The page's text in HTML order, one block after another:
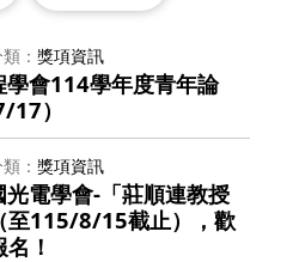
獎項資訊
會114學年度青年論
17）
獎項資訊
電學會-「莊順連教授
至115/8/15截止），歡
！